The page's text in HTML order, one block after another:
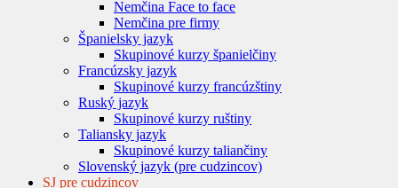
Nemčina Face to face
Nemčina pre firmy
Španielsky jazyk
Skupinové kurzy španielčiny
Francúzsky jazyk
Skupinové kurzy francúzštiny
Ruský jazyk
Skupinové kurzy ruštiny
Taliansky jazyk
Skupinové kurzy taliančiny
Slovenský jazyk (pre cudzincov)
SJ pre cudzincov